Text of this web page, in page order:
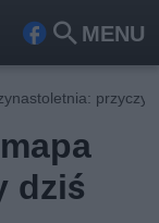
MENU
Fa
ook
Szu
kaj
dziś